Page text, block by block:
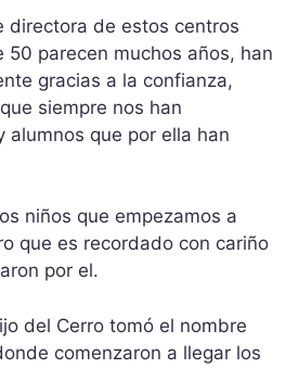
directora de estos centros
50 parecen muchos años, han
gracias a la confianza,
siempre nos han
alumnos que por ella han
niños que empezamos a
que es recordado con cariño
por el.
del Cerro tomó el nombre
comenzaron a llegar los